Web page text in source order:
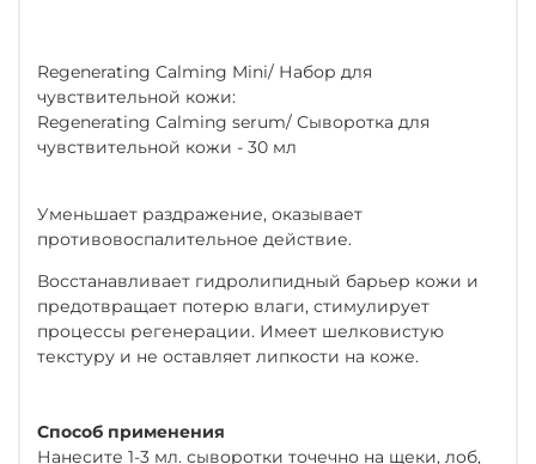
Regenerating Calming Mini/ Набор для
чувствительной кожи:
Regenerating Calming serum/ Сыворотка для
чувствительной кожи - 30 мл
Уменьшает раздражение, оказывает
противовоспалительное действие.
Восстанавливает гидролипидный барьер кожи и
предотвращает потерю влаги, стимулирует
процессы регенерации. Имеет шелковистую
текстуру и не оставляет липкости на коже.
Способ применения
Нанесите 1-3 мл. сыворотки точечно на щеки, лоб,